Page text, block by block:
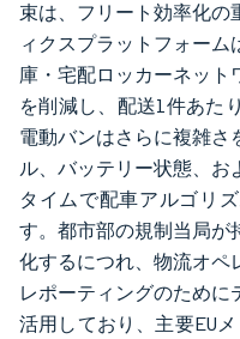
束は、フリート効率化の
ィクスプラットフォー
庫・宅配ロッカーネット
を削減し、配送1件あた
電動バンはさらに複雑さ
ル、バッテリー状態、お
タイムで配車アルゴリ
す。都市部の規制当局が
化するにつれ、物流オペ
レポーティングのために
活用しており、主要EU